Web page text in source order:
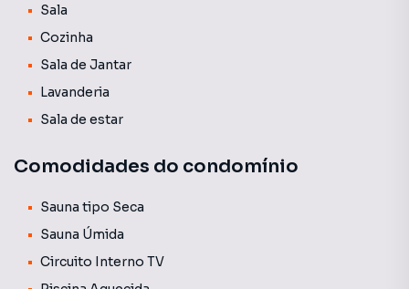
Sala
Cozinha
Sala de Jantar
Lavanderia
Sala de estar
Comodidades do condomínio
Sauna tipo Seca
Sauna Úmida
Circuito Interno TV